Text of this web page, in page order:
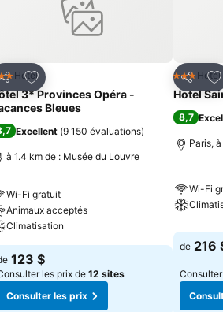
Partager
Ajouter à mes favoris
Hotel
3* Provinces Opéra -
Bleues
Excellent (9 150 évaluations)
à 1.4 km de : Musée du Louvre
Wi-Fi gratuit
Animaux acceptés
Climatisation
123 $
les prix de 12 sites
Consulter les prix
3 ÉtoilesHotel
Hotel
8,7
Paris,
Wi-Fi
de 216